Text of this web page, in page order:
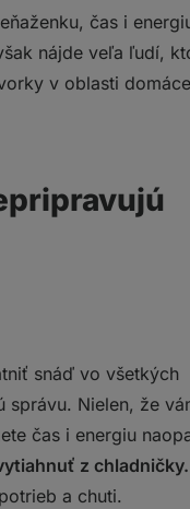
čas i
nájde veľa ľudí,
v oblasti
snáď vo všetkých
správu. Nielen, že
čas i energiu
z chladničky.
a chuti.